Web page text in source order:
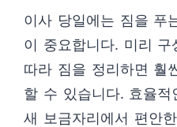
이사 당일에는 짐을 푸
이 중요합니다. 미리 구
따라 짐을 정리하면 훨
할 수 있습니다. 효율
새 보금자리에서 편안